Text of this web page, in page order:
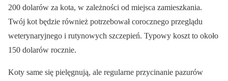
200 dolarów za kota, w zależności od miejsca zamieszkania.
Twój kot będzie również potrzebował corocznego przeglądu
weterynaryjnego i rutynowych szczepień. Typowy koszt to około
150 dolarów rocznie.
Koty same się pielęgnują, ale regularne przycinanie pazurów